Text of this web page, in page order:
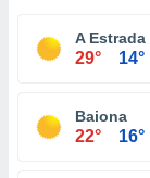
A Estrada
29° 14°
Baiona
22° 16°